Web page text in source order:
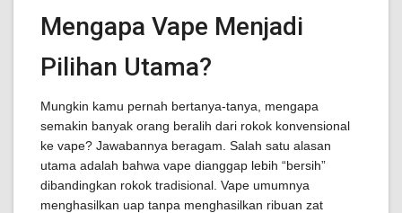
Mengapa Vape Menjadi
Pilihan Utama?
Mungkin kamu pernah bertanya-tanya, mengapa
semakin banyak orang beralih dari rokok konvensional
ke vape? Jawabannya beragam. Salah satu alasan
utama adalah bahwa vape dianggap lebih “bersih”
dibandingkan rokok tradisional. Vape umumnya
menghasilkan uap tanpa menghasilkan ribuan zat